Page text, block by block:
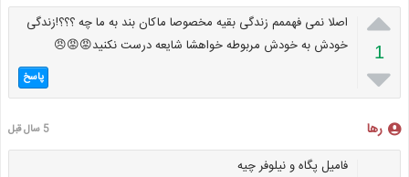

1

اصلا نمی فهممم زندگی بقیه مخصوصا ماکان بند به ما چه ؟؟؟!زندگی
خودش به خودش مربوطه خواهشا شایعه درست نکنید😡😡😠
پاسخ
رها 5 سال قبل
فامیل پگاه و نیلوفر چیه